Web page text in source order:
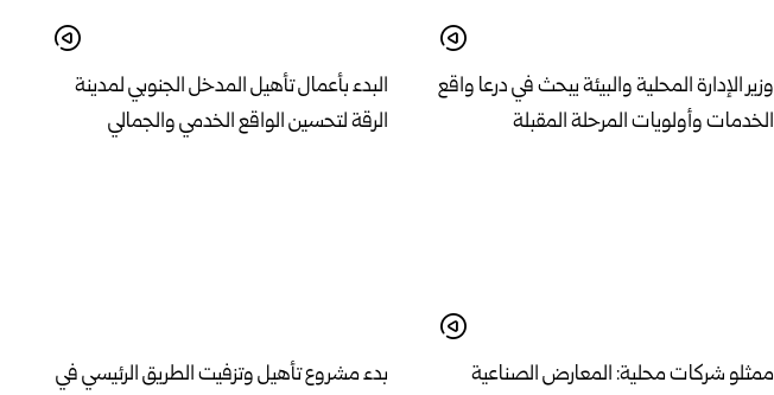
وزير الإدارة المحلية والبيئة يبحث في درعا واقع
الخدمات وأولويات المرحلة المقبلة
البدء بأعمال تأهيل المدخل الجنوبي لمدينة
الرقة لتحسين الواقع الخدمي والجمالي
ممثلو شركات محلية: المعارض الصناعية
بدء مشروع تأهيل وتزفيت الطريق الرئيسي في